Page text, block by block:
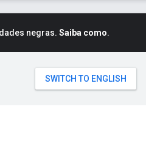
negras. Saiba como.